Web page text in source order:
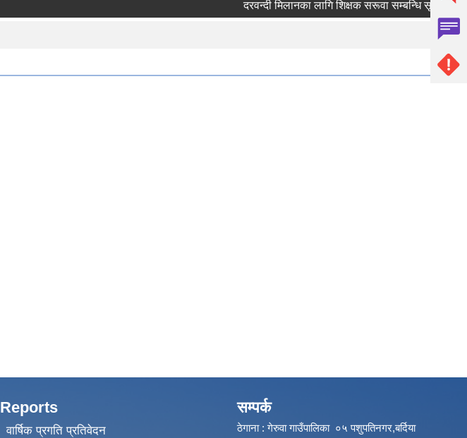
दरवन्दी मिलानका लागि शिक्षक सरूवा सम्बन्धि सूचना
Reports
वार्षिक प्रगति प्रतिवेदन
सम्पर्क
ठेगाना : गेरुवा गाउँपालिका ०५ पशुपतिनगर,बर्दिया